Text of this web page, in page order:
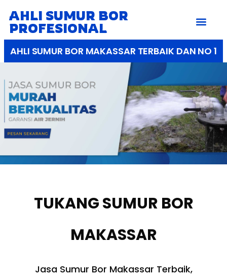
AHLI SUMUR BOR
PROFESIONAL
AHLI SUMUR BOR MAKASSAR TERBAIK DAN NO 1
TUKANG SUMUR BOR
MAKASSAR
Jasa Sumur Bor Makassar Terbaik,